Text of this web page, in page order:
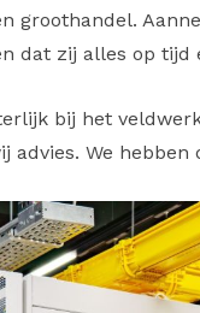
groothandel.
dat zij alles op
bij het
We